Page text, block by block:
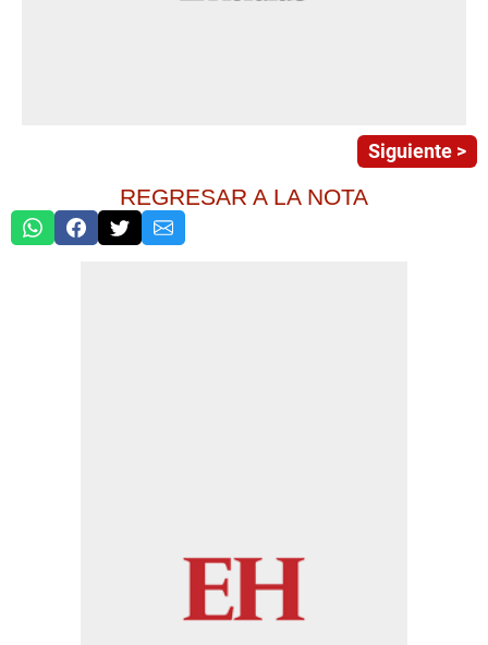
Siguiente >
REGRESAR A LA NOTA